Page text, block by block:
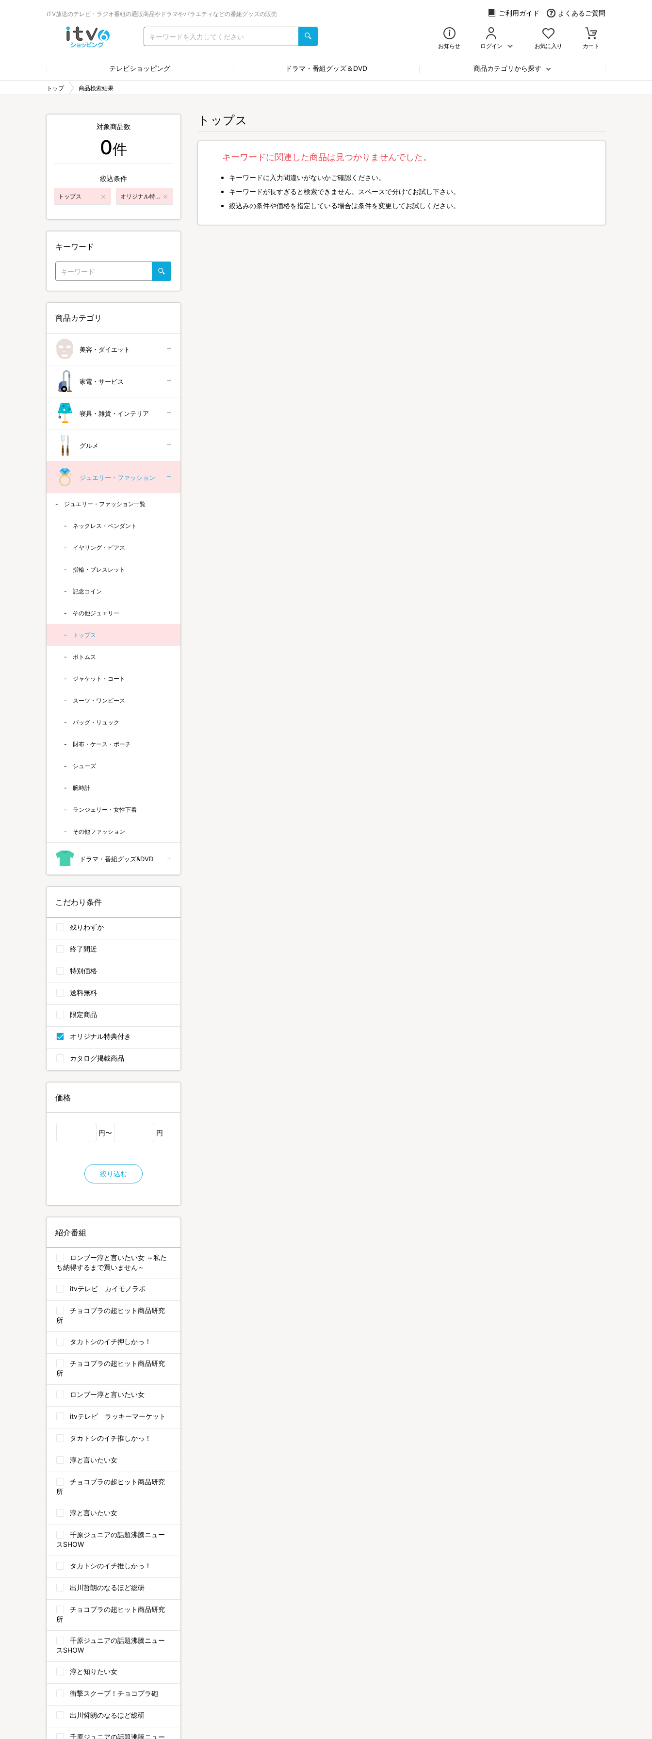
iTV放送のテレビ・ラジオ番組の通販商品やドラマやバラエティなどの番組グッズの販売 ご利用ガイド よくあるご質問
お知らせ ログイン お気に入り カート
テレビショッピング ドラマ・番組グッズ＆DVD 商品カテゴリから探す
トップ 商品検索結果
トップス
キーワードに関連した商品は見つかりませんでした。
キーワードに入力間違いがないかご確認ください。
キーワードが長すぎると検索できません。スペースで分けてお試し下さい。
絞込みの条件や価格を指定している場合は条件を変更してお試しください。
対象商品数
0件
絞込条件
トップス オリジナル特典付き
キーワード
商品カテゴリ
美容・ダイエット
家電・サービス
寝具・雑貨・インテリア
グルメ
ジュエリー・ファッション
ジュエリー・ファッション一覧
ネックレス・ペンダント
イヤリング・ピアス
指輪・ブレスレット
記念コイン
その他ジュエリー
トップス
ボトムス
ジャケット・コート
スーツ・ワンピース
バッグ・リュック
財布・ケース・ポーチ
シューズ
腕時計
ランジェリー・女性下着
その他ファッション
ドラマ・番組グッズ&DVD
こだわり条件
残りわずか
終了間近
特別価格
送料無料
限定商品
オリジナル特典付き
カタログ掲載商品
価格
円〜 円
絞り込む
紹介番組
ロンブー淳と言いたい女 ～私た
ち納得するまで買いません～
itvテレビ カイモノラボ
チョコプラの超ヒット商品研究
所
タカトシのイチ押しかっ！
チョコプラの超ヒット商品研究
所
ロンブー淳と言いたい女
itvテレビ ラッキーマーケット
タカトシのイチ推しかっ！
淳と言いたい女
チョコプラの超ヒット商品研究
所
淳と言いたい女
千原ジュニアの話題沸騰ニュー
スSHOW
タカトシのイチ推しかっ！
出川哲朗のなるほど総研
チョコプラの超ヒット商品研究
所
千原ジュニアの話題沸騰ニュー
スSHOW
淳と知りたい女
衝撃スクープ！チョコプラ砲
出川哲朗のなるほど総研
千原ジュニアの話題沸騰ニュー